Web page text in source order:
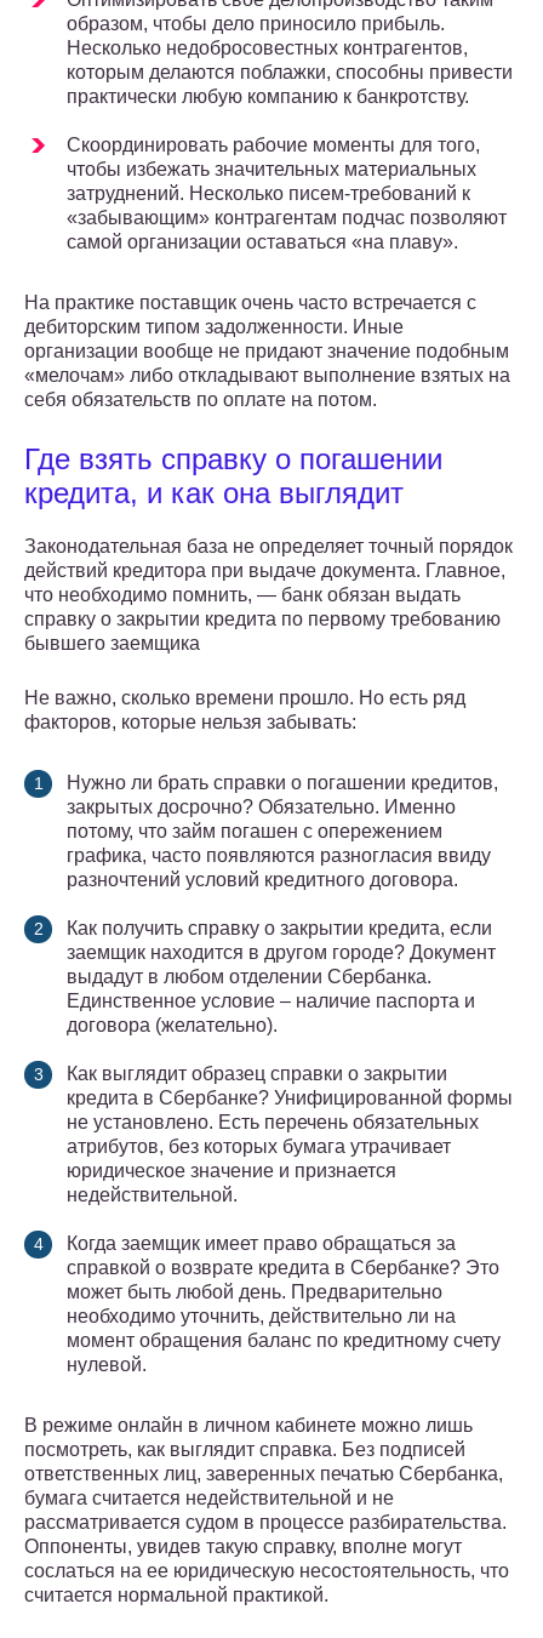
образом, чтобы дело приносило прибыль.
Несколько недобросовестных контрагентов,
которым делаются поблажки, способны привести
практически любую компанию к банкротству.
Скоординировать рабочие моменты для того,
чтобы избежать значительных материальных
затруднений. Несколько писем-требований к
«забывающим» контрагентам подчас позволяют
самой организации оставаться «на плаву».
На практике поставщик очень часто встречается с
дебиторским типом задолженности. Иные
организации вообще не придают значение подобным
«мелочам» либо откладывают выполнение взятых на
себя обязательств по оплате на потом.
Где взять справку о погашении
кредита, и как она выглядит
Законодательная база не определяет точный порядок
действий кредитора при выдаче документа. Главное,
что необходимо помнить, — банк обязан выдать
справку о закрытии кредита по первому требованию
бывшего заемщика
Не важно, сколько времени прошло. Но есть ряд
факторов, которые нельзя забывать:
Нужно ли брать справки о погашении кредитов,
закрытых досрочно? Обязательно. Именно
потому, что займ погашен с опережением
графика, часто появляются разногласия ввиду
разночтений условий кредитного договора.
Как получить справку о закрытии кредита, если
заемщик находится в другом городе? Документ
выдадут в любом отделении Сбербанка.
Единственное условие – наличие паспорта и
договора (желательно).
Как выглядит образец справки о закрытии
кредита в Сбербанке? Унифицированной формы
не установлено. Есть перечень обязательных
атрибутов, без которых бумага утрачивает
юридическое значение и признается
недействительной.
Когда заемщик имеет право обращаться за
справкой о возврате кредита в Сбербанке? Это
может быть любой день. Предварительно
необходимо уточнить, действительно ли на
момент обращения баланс по кредитному счету
нулевой.
В режиме онлайн в личном кабинете можно лишь
посмотреть, как выглядит справка. Без подписей
ответственных лиц, заверенных печатью Сбербанка,
бумага считается недействительной и не
рассматривается судом в процессе разбирательства.
Оппоненты, увидев такую справку, вполне могут
сослаться на ее юридическую несостоятельность, что
считается нормальной практикой.